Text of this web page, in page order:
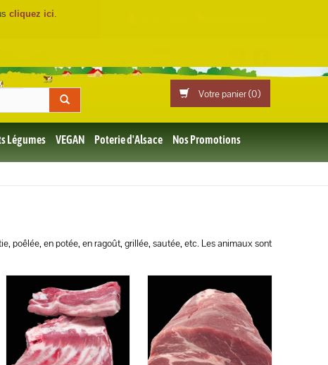
Votre panier (0)
Légumes VEGAN Poterie d'Alsace Nos Promotions
poêlée, en potée, en ragoût, grillée, sautée, etc. Les animaux sont
cliquez ici.